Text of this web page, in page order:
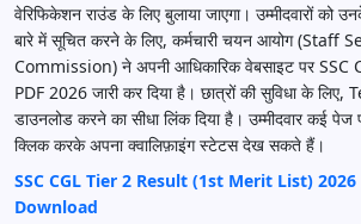
वेरिफिकेशन राउंड के लिए बुलाया जाएगा। उम्मीदवारों को
बारे में सूचित करने के लिए, कर्मचारी चयन आयोग (Staff
Commission) ने अपनी आधिकारिक वेबसाइट पर
PDF 2026 जारी कर दिया है। छात्रों की सुविधा के
डाउनलोड करने का सीधा लिंक दिया है। उम्मीदवार कई पेज
क्लिक करके अपना क्वालिफ़ाइंग स्टेटस देख सकते हैं।
SSC CGL Tier 2 Result (1st Merit List)
Download